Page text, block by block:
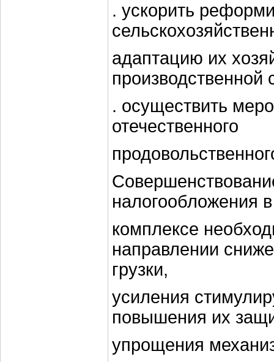
. ускорить
адаптацию их
производственной
. осуществить
отечественного
налогообложения
комплексе
направлении
грузки,
усиления
повышения их
упрощения